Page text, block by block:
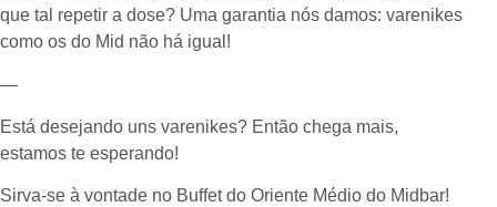
que tal repetir a dose? Uma garantia nós damos: varenikes
como os do Mid não há igual!
—
Está desejando uns varenikes? Então chega mais,
estamos te esperando!
Sirva-se à vontade no Buffet do Oriente Médio do Midbar!